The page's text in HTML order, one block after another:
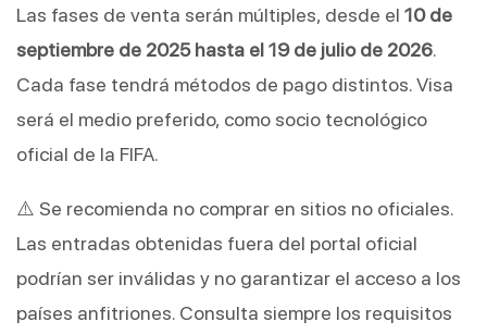
Las fases de venta serán múltiples, desde el 10 de
septiembre de 2025 hasta el 19 de julio de 2026.
Cada fase tendrá métodos de pago distintos. Visa
será el medio preferido, como socio tecnológico
oficial de la FIFA.
⚠️ Se recomienda no comprar en sitios no oficiales.
Las entradas obtenidas fuera del portal oficial
podrían ser inválidas y no garantizar el acceso a los
países anfitriones. Consulta siempre los requisitos